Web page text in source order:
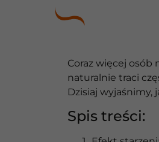
Coraz więcej osób
naturalnie traci
Dzisiaj wyjaśnimy,
Spis treści: